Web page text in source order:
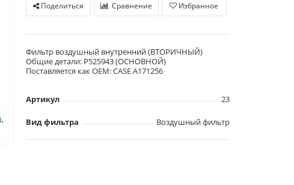
Поделиться Сравнение Избранное
Фильтр воздушный внутренний (ВТОРИЧНЫЙ)
Общие детали: P525943 (ОСНОВНОЙ)
Поставляется как OEM: CASE A171256
Артикул 23
Вид фильтра Воздушный фильтр